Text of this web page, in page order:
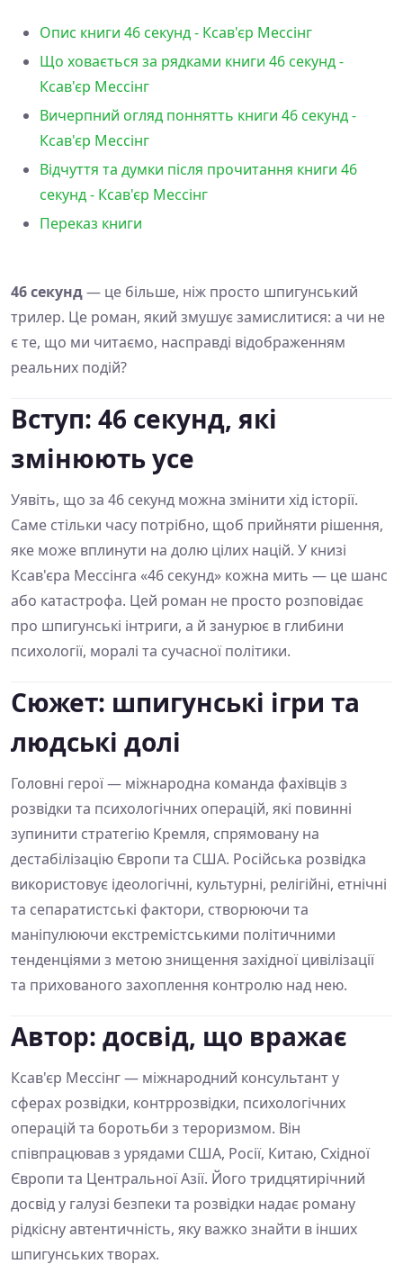
Опис книги 46 секунд - Ксав'єр Мессінг
Що ховається за рядками книги 46 секунд -
Ксав'єр Мессінг
Вичерпний огляд поннятть книги 46 секунд -
Ксав'єр Мессінг
Відчуття та думки після прочитання книги 46
секунд - Ксав'єр Мессінг
Переказ книги
46 секунд— це більше, ніж просто шпигунський
трилер. Це роман, який змушує замислитися: а чи не
є те, що ми читаємо, насправді відображенням
реальних подій?
Вступ: 46 секунд, які
змінюють усе
Уявіть, що за 46 секунд можна змінити хід історії.
Саме стільки часу потрібно, щоб прийняти рішення,
яке може вплинути на долю цілих націй. У книзі
Ксав'єра Мессінга «46 секунд» кожна мить — це шанс
або катастрофа. Цей роман не просто розповідає
про шпигунські інтриги, а й занурює в глибини
психології, моралі та сучасної політики.
Сюжет: шпигунські ігри та
людські долі
Головні герої — міжнародна команда фахівців з
розвідки та психологічних операцій, які повинні
зупинити стратегію Кремля, спрямовану на
дестабілізацію Європи та США. Російська розвідка
використовує ідеологічні, культурні, релігійні, етнічні
та сепаратистські фактори, створюючи та
маніпулюючи екстремістськими політичними
тенденціями з метою знищення західної цивілізації
та прихованого захоплення контролю над нею.
Автор: досвід, що вражає
Ксав'єр Мессінг — міжнародний консультант у
сферах розвідки, контррозвідки, психологічних
операцій та боротьби з тероризмом. Він
співпрацював з урядами США, Росії, Китаю, Східної
Європи та Центральної Азії. Його тридцятирічний
досвід у галузі безпеки та розвідки надає роману
рідкісну автентичність, яку важко знайти в інших
шпигунських творах.